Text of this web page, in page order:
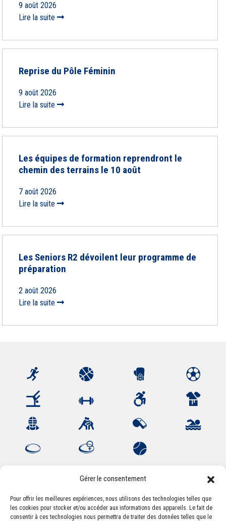
Gérer le consentement
Pour offrir les meilleures expériences, nous utilisons des technologies telles que
les cookies pour stocker et/ou accéder aux informations des appareils. Le fait de
consentir à ces technologies nous permettra de traiter des données telles que le
9 août 2026
Lire la suite
Reprise du Pôle Féminin
9 août 2026
Lire la suite
Les équipes de formation reprendront le
chemin des terrains le 10 août
7 août 2026
Lire la suite
Les Seniors R2 dévoilent leur programme de
préparation
2 août 2026
Lire la suite
Association Sportive Montferrandaise
84, boulevard Léon Jouhaux